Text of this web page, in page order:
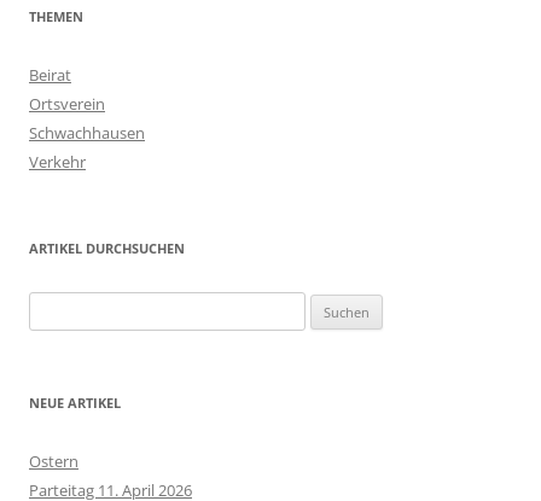
THEMEN
Beirat
Ortsverein
Schwachhausen
Verkehr
ARTIKEL DURCHSUCHEN
nach:
NEUE ARTIKEL
Ostern
Parteitag 11. April 2026